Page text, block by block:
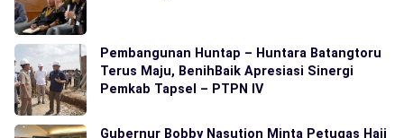
Pembangunan Huntap – Huntara Batangtoru
Terus Maju, BenihBaik Apresiasi Sinergi
Pemkab Tapsel – PTPN IV
Gubernur Bobby Nasution Minta Petugas Haji